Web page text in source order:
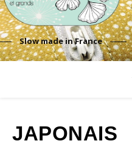
Slow made in France
JAPONAIS